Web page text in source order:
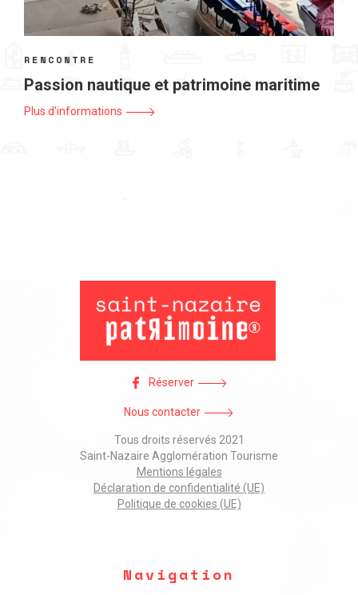
RENCONTRE
Passion nautique et patrimoine maritime
Plus d'informations
Réserver
Nous contacter
Tous droits réservés 2021
Saint-Nazaire Agglomération Tourisme
Mentions légales
Déclaration de confidentialité (UE)
Politique de cookies (UE)
Navigation